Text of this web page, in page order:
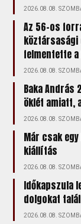
2026.08.08.
Az 56-os
köztársasági
felmentette
2026.08.08.
Baka András
öklét amiatt,
2026.08.08.
Már csak
kiállítás
2026.08.08.
Időkapszula
dolgokat
2026.08.08.